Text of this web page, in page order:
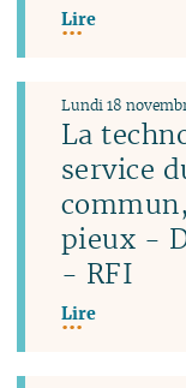
Lire
La
service
pieux -
- RFI
Lundi 18
Lire